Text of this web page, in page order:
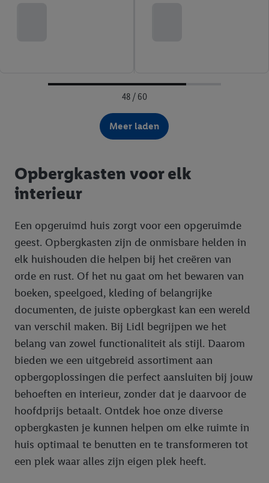
48 / 60
Meer laden
Opbergkasten voor elk
interieur
Een opgeruimd huis zorgt voor een opgeruimde
geest. Opbergkasten zijn de onmisbare helden in
elk huishouden die helpen bij het creëren van
orde en rust. Of het nu gaat om het bewaren van
boeken, speelgoed, kleding of belangrijke
documenten, de juiste opbergkast kan een wereld
van verschil maken. Bij Lidl begrijpen we het
belang van zowel functionaliteit als stijl. Daarom
bieden we een uitgebreid assortiment aan
opbergoplossingen die perfect aansluiten bij jouw
behoeften en interieur, zonder dat je daarvoor de
hoofdprijs betaalt. Ontdek hoe onze diverse
opbergkasten je kunnen helpen om elke ruimte in
huis optimaal te benutten en te transformeren tot
een plek waar alles zijn eigen plek heeft.